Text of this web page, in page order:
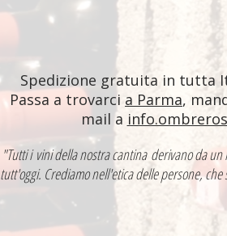
Spedizione gratuita in tutta
Passa a trovarci a Parma,
mail a
"Tutti i vini della nostra cantina derivano da
tutt'oggi. Crediamo nell'etica delle persone,